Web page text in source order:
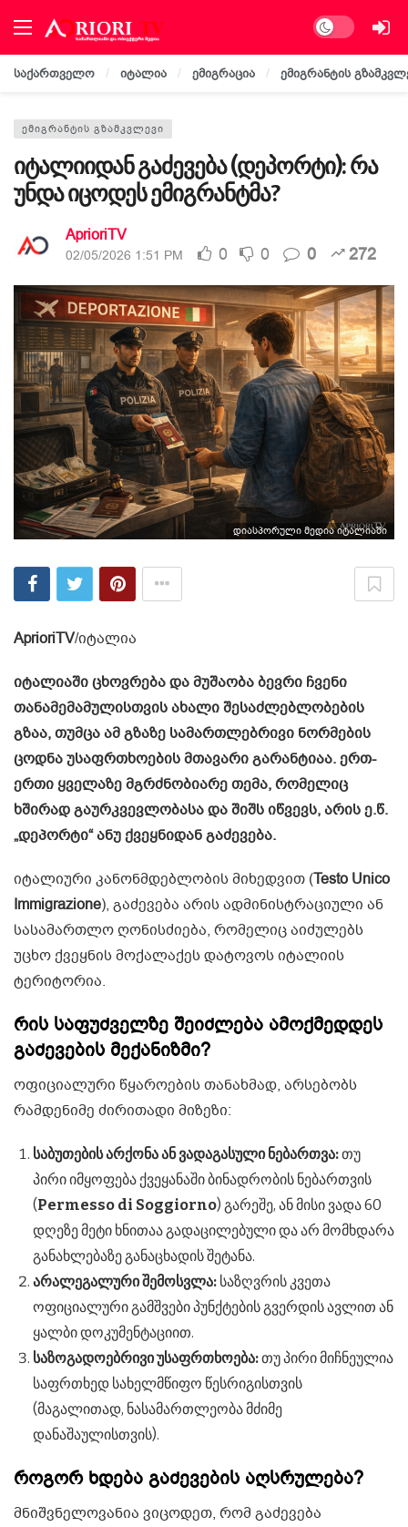
Dark mode
საქართველო იტალია ემიგრაცია ემიგრანტის
ᲔᲛᲘᲒᲠᲐᲜᲢᲘᲡ ᲒᲖᲐᲛᲙᲕᲚᲔᲕᲘ
იტალიიდან გაძევება (დეპორტი): რა
უნდა იცოდეს ემიგრანტმა?
AprioriTV
02/05/2026 1:51 PM 0 0 0 272
დიასპორული მედია იტალიაში
AprioriTV/იტალია
იტალიაში ცხოვრება და მუშაობა ბევრი ჩვენი
თანამემამულისთვის ახალი შესაძლებლობების
გზაა, თუმცა ამ გზაზე სამართლებრივი ნორმების
ცოდნა უსაფრთხოების მთავარი გარანტიაა. ერთ-
ერთი ყველაზე მგრძნობიარე თემა, რომელიც
ხშირად გაურკვევლობასა და შიშს იწვევს, არის ე.წ.
„დეპორტი“ ანუ ქვეყნიდან გაძევება.
იტალიური კანონმდებლობის მიხედვით (Testo Unico
Immigrazione), გაძევება არის ადმინისტრაციული ან
სასამართლო ღონისძიება, რომელიც აიძულებს
უცხო ქვეყნის მოქალაქეს დატოვოს იტალიის
ტერიტორია.
რის საფუძველზე შეიძლება ამოქმედდეს
გაძევების მექანიზმი?
ოფიციალური წყაროების თანახმად, არსებობს
რამდენიმე ძირითადი მიზეზი:
საბუთების არქონა ან ვადაგასული ნებართვა:თუ
პირი იმყოფება ქვეყანაში ბინადრობის ნებართვის
(Permesso di Soggiorno) გარეშე, ან მისი ვადა 60
დღეზე მეტი ხნითაა გადაცილებული და არ მომხდარა
განახლებაზე განაცხადის შეტანა.
არალეგალური შემოსვლა:საზღვრის კვეთა
ოფიციალური გამშვები პუნქტების გვერდის ავლით ან
ყალბი დოკუმენტაციით.
საზოგადოებრივი უსაფრთხოება:თუ პირი მიჩნეულია
საფრთხედ სახელმწიფო წესრიგისთვის
(მაგალითად, ნასამართლეობა მძიმე
დანაშაულისთვის).
როგორ ხდება გაძევების აღსრულება?
მნიშვნელოვანია ვიცოდეთ, რომ გაძევება